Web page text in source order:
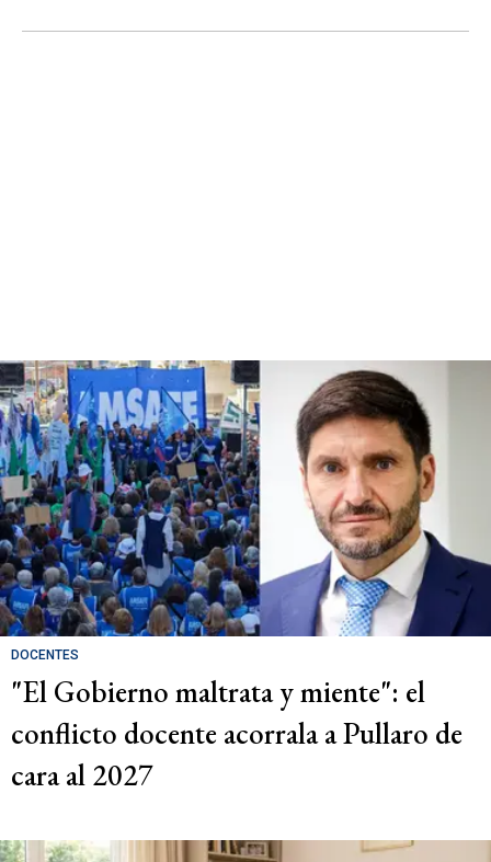
DOCENTES
"El Gobierno maltrata y miente": el
conflicto docente acorrala a Pullaro de
cara al 2027